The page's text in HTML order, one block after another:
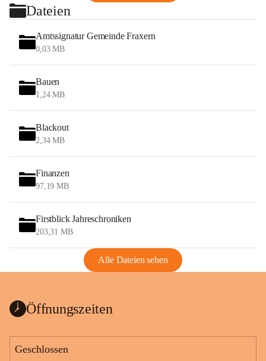
Dateien
Amtssignatur Gemeinde Fraxern
0,03 MB
Bauen
1,24 MB
Blackout
2,34 MB
Finanzen
97,19 MB
Firstblick Jahreschroniken
203,31 MB
Alle Dateien sehen
Öffnungszeiten
Geschlossen